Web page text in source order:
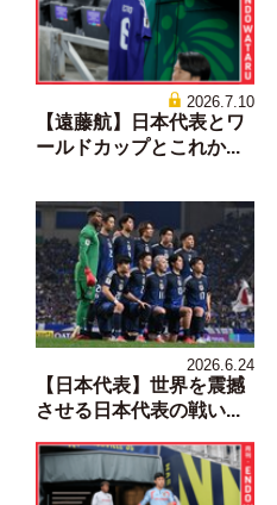
2026.7.10
【遠藤航】日本代表とワ
ールドカップとこれか...
2026.6.24
【日本代表】世界を震撼
させる日本代表の戦い...